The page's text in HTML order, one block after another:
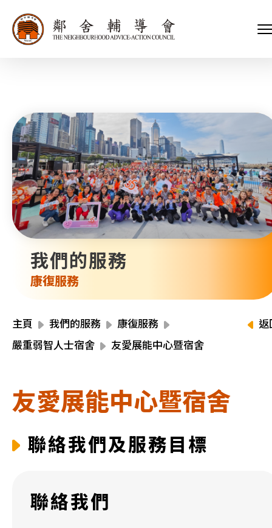
我們的服務
康復服務
主頁 我們的服務
康復服務
嚴重弱智人士宿舍
友愛展能中心暨宿舍
返
友愛展能中心暨宿舍
聯絡我們及服務目標
聯絡我們
會長、副會長
執行委員會及總幹事
招標項目
關於我們
家庭及兒童福利服務
青少年服務
內地服務
教育服務
醫療衞生服務
社會企業
我們的服務
我們的夥伴
捐款方法
支持我們
新聞稿及媒體報導
會訊及刊物
活動報名
加入我們
聯絡我們